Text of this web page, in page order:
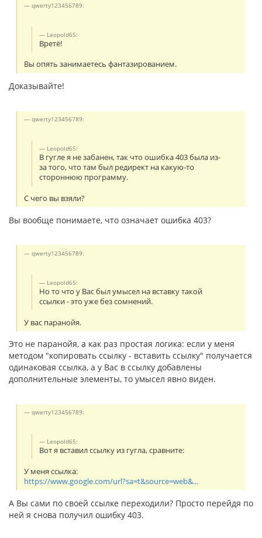
qwerty123456789:
Leopold65:
Вретё!
Вы опять занимаетесь фантазированием.
Доказывайте!
qwerty123456789:
Leopold65:
В гугле я не забанен, так что ошибка 403 была из-
за того, что там был редирект на какую-то
стороннюю программу.
С чего вы взяли?
Вы вообще понимаете, что означает ошибка 403?
qwerty123456789:
Leopold65:
Но то что у Вас был умысел на вставку такой
ссылки - это уже без сомнений.
У вас паранойя.
Это не паранойя, а как раз простая логика: если у меня
методом "копировать ссылку - вставить ссылку" получается
одинаковая ссылка, а у Вас в ссылку добавлены
дополнительные элементы, то умысел явно виден.
qwerty123456789:
Leopold65:
Вот я вставил ссылку из гугла, сравните:
У меня ссылка:
https://www.google.com/url?sa=t&source=web&...
А Вы сами по своей ссылке переходили? Просто перейдя по
ней я снова получил ошибку 403.